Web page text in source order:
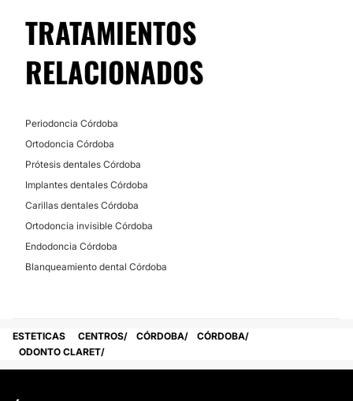
Financiación o facilidades de pago:
No
TRATAMIENTOS
RELACIONADOS
Periodoncia Córdoba
Ortodoncia Córdoba
Prótesis dentales Córdoba
Implantes dentales Córdoba
Carillas dentales Córdoba
Ortodoncia invisible Córdoba
Endodoncia Córdoba
Blanqueamiento dental Córdoba
ESTETICAS CENTROS CÓRDOBA
CÓRDOBA
ODONTO CLARET